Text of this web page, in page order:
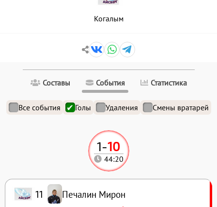
Когалым
Составы События Статистика
Все события Голы Удаления Смены вратарей
1-10
44:20
11 Печалин Мирон